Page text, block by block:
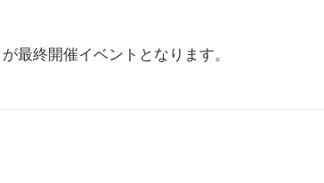
最終開催イベントとなります。